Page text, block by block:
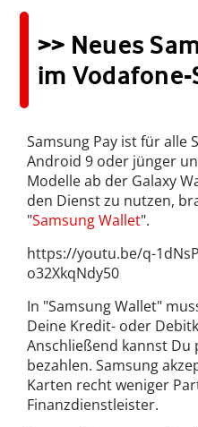
>> Neues
im
Samsung Pay ist für alle
Android 9 oder jünger
Modelle ab der Galaxy
den Dienst zu nutzen,
"Samsung Wallet".
https://youtu.be/q-
o32XkqNdy50
In "Samsung Wallet"
Deine Kredit- oder
Anschließend kannst Du
bezahlen. Samsung
Karten recht weniger
Finanzdienstleister.